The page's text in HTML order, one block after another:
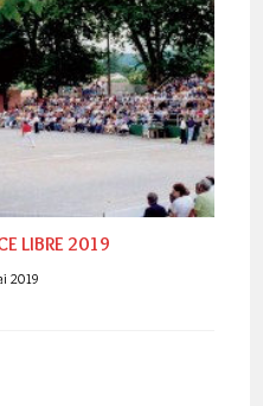
LIBRE 2019
2019